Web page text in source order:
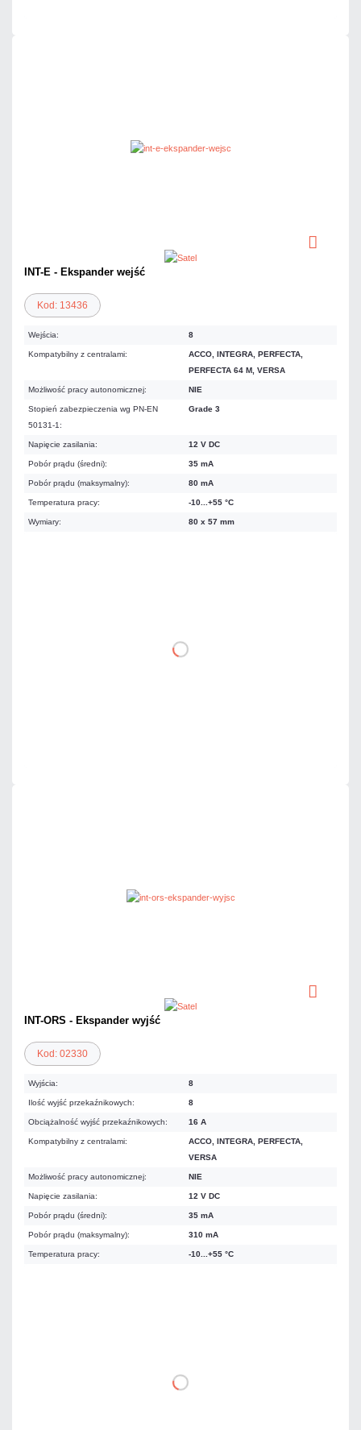
INT-E - Ekspander wejść
Kod: 13436
Wejścia: 8
Kompatybilny z centralami:
ACCO, INTEGRA, PERFECTA,
PERFECTA 64 M, VERSA
Możliwość pracy autonomicznej: NIE
Stopień zabezpieczenia wg PN-EN
50131-1:
Grade 3
Napięcie zasilania: 12 V DC
Pobór prądu (średni): 35 mA
Pobór prądu (maksymalny): 80 mA
Temperatura pracy: -10...+55 °C
Wymiary: 80 x 57 mm
DO KOSZYKA
INT-ORS - Ekspander wyjść
Kod: 02330
Wyjścia: 8
Ilość wyjść przekaźnikowych: 8
Obciążalność wyjść przekaźnikowych: 16 A
Kompatybilny z centralami:
ACCO, INTEGRA, PERFECTA,
VERSA
Możliwość pracy autonomicznej: NIE
Napięcie zasilania: 12 V DC
Pobór prądu (średni): 35 mA
Pobór prądu (maksymalny): 310 mA
Temperatura pracy: -10...+55 °C
DO KOSZYKA